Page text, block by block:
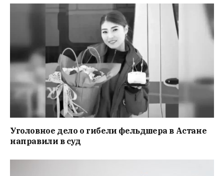
Уголовное дело о гибели фельдшера в Астане
направили в суд